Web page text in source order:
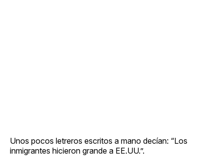
Unos pocos letreros escritos a mano decían: “Los
inmigrantes hicieron grande a EE.UU.”.